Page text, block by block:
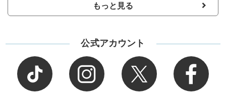
もっと見る
公式アカウント